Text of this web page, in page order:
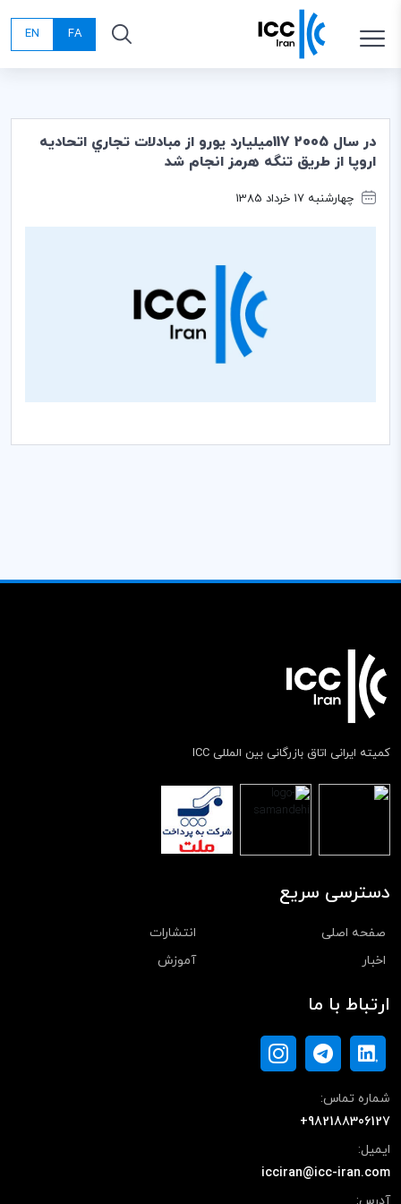
FA
EN
در سال 2005 117ميليارد يورو از مبادلات تجاري اتحاديه
اروپا از طريق تنگه هرمز انجام شد
چهارشنبه 17 خرداد 1385
کمیته ایرانی اتاق بازرگانی بین المللی ICC
دسترسی سریع
صفحه اصلی
انتشارات
اخبار
آموزش
ارتباط با ما
شماره تماس:
+982188306127
ایمیل:
icciran@icc-iran.com